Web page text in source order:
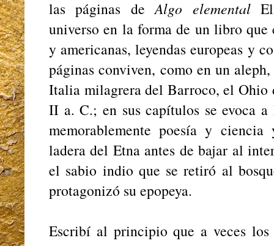
las páginas deAlgo elemental
universo en la forma de un libro
y americanas, leyendas europeas y
páginas conviven, como en un
Italia milagrera del Barroco, el Ohio
II a. C.; en sus capítulos se evoca
memorablemente poesía y
ladera del Etna antes de bajar al
el sabio indio que se retiró al
protagonizó su epopeya.
Escribí al principio que a veces los